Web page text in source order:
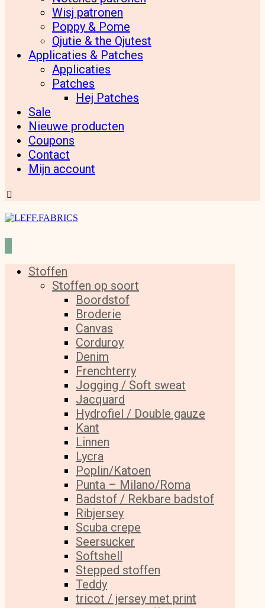
Wisj patronen
Poppy & Pome
Qjutie & the Qjutest
Applicaties & Patches
Applicaties
Patches
Hej Patches
Sale
Nieuwe producten
Coupons
Contact
Mijn account
Stoffen
Stoffen op soort
Boordstof
Broderie
Canvas
Corduroy
Denim
Frenchterry
Jogging / Soft sweat
Jacquard
Hydrofiel / Double gauze
Kant
Linnen
Lycra
Poplin/Katoen
Punta – Milano/Roma
Badstof / Rekbare badstof
Ribjersey
Scuba crepe
Seersucker
Softshell
Stepped stoffen
Teddy
tricot / jersey met print